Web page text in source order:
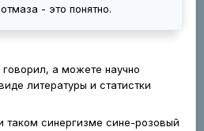
- это понятно.
а можете научно
литературы и статистки
таком синергизме сине-розовый